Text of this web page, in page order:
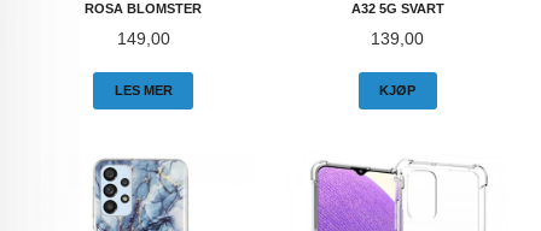
ROSA BLOMSTER
Pris
149,00
LES MER
A32 5G SVART
Pris
139,00
KJØP